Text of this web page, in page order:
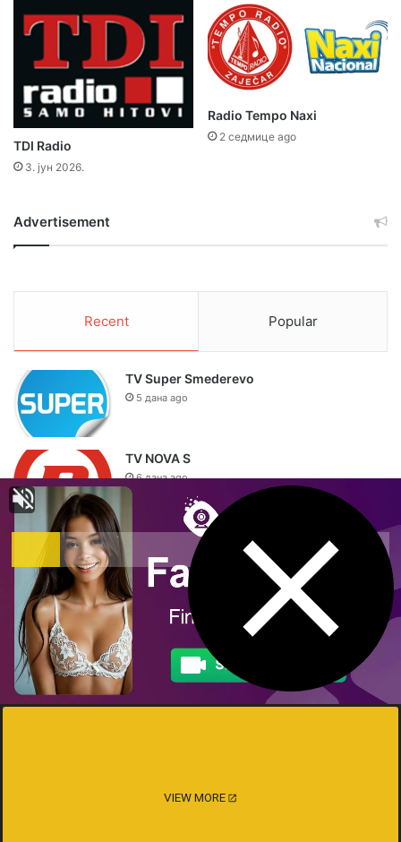
TDI Radio
3. јун 2026.
Radio Tempo Naxi
2 седмице ago
Advertisement
Recent Popular
TV Super Smederevo
5 дана ago
TV NOVA S
6 дана ago
Radio S Južni
1 седмица ago
Metropolis Radio
1 седмица ago
Krajiški Radio Dubica
VIEW MORE